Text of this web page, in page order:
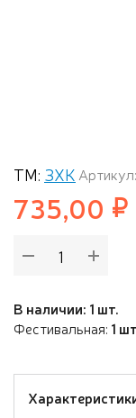
ТМ: ЗХК
735,00
В наличии: 1 шт.
Фестивальная: 1